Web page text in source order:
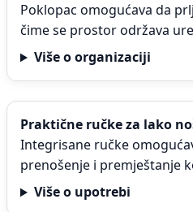
Poklopac omogućava da
čime se prostor održava
Više o organizaciji
Praktične ručke za lako
Integrisane ručke
prenošenje i premještanje
Više o upotrebi